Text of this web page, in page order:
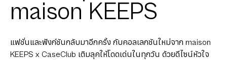
maison KEEPS
แฟชั่นและฟังก์ชันกลับมาอีกครั้ง กับคอลเลกชันใหม่จาก maison
KEEPS x CaseClub เติมลุคให้โดดเด่นในทุกวัน ด้วยดีไซน์หัวใจ